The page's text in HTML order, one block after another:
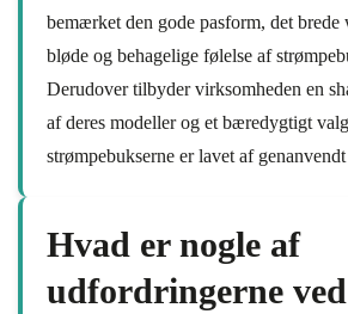
bemærket den gode pasform, det brede
bløde og behagelige følelse af
Derudover tilbyder virksomheden en
af deres modeller og et bæredygtigt
strømpebukserne er lavet af
Hvad er nogle af
udfordringerne